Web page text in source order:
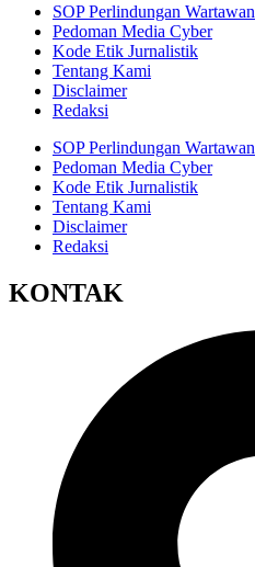
SOP Perlindungan Wartawan
Pedoman Media Cyber
Kode Etik Jurnalistik
Tentang Kami
Disclaimer
Redaksi
SOP Perlindungan Wartawan
Pedoman Media Cyber
Kode Etik Jurnalistik
Tentang Kami
Disclaimer
Redaksi
KONTAK